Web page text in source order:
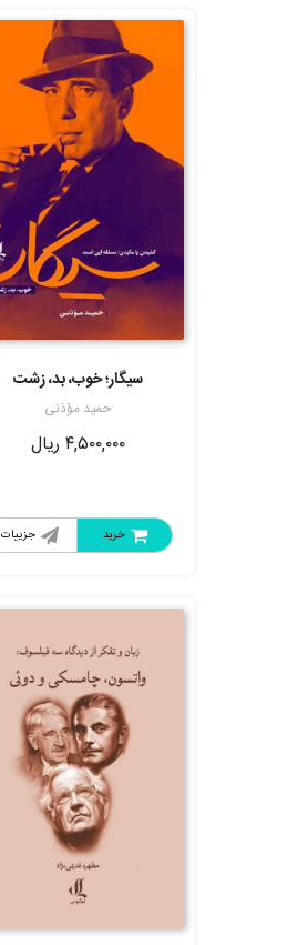
سیگار؛ خوب، بد، زشت
حمید مؤذنی
۴,۵۰۰,۰۰۰ ریال
جزییات خرید